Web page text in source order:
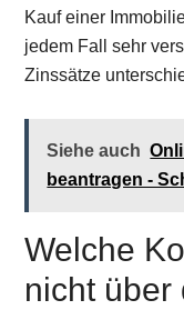
Kauf einer
jedem Fall sehr
Zinssätze
Siehe auch
beantragen -
Welche
nicht über